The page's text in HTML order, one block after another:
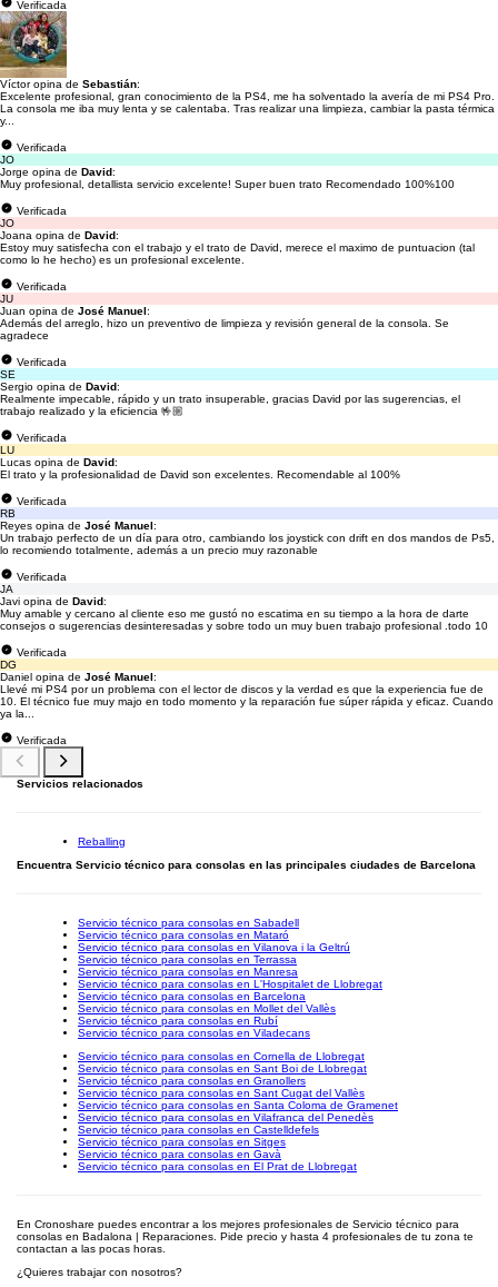
Verificada
Víctor opina de Sebastián:
Excelente profesional, gran conocimiento de la PS4, me ha solventado la avería de mi PS4 Pro.
La consola me iba muy lenta y se calentaba. Tras realizar una limpieza, cambiar la pasta térmica
y...
Verificada
JO
Jorge opina de David:
Muy profesional, detallista servicio excelente! Super buen trato Recomendado 100%100
Verificada
JO
Joana opina de David:
Estoy muy satisfecha con el trabajo y el trato de David, merece el maximo de puntuacion (tal
como lo he hecho) es un profesional excelente.
Verificada
JU
Juan opina de José Manuel:
Además del arreglo, hizo un preventivo de limpieza y revisión general de la consola. Se
agradece
Verificada
SE
Sergio opina de David:
Realmente impecable, rápido y un trato insuperable, gracias David por las sugerencias, el
trabajo realizado y la eficiencia 🤟🏼
Verificada
LU
Lucas opina de David:
El trato y la profesionalidad de David son excelentes. Recomendable al 100%
Verificada
RB
Reyes opina de José Manuel:
Un trabajo perfecto de un día para otro, cambiando los joystick con drift en dos mandos de Ps5,
lo recomiendo totalmente, además a un precio muy razonable
Verificada
JA
Javi opina de David:
Muy amable y cercano al cliente eso me gustó no escatima en su tiempo a la hora de darte
consejos o sugerencias desinteresadas y sobre todo un muy buen trabajo profesional .todo 10
Verificada
DG
Daniel opina de José Manuel:
Llevé mi PS4 por un problema con el lector de discos y la verdad es que la experiencia fue de
10. El técnico fue muy majo en todo momento y la reparación fue súper rápida y eficaz. Cuando
ya la...
Verificada
Servicios relacionados
Reballing
Encuentra Servicio técnico para consolas en las principales ciudades de Barcelona
Servicio técnico para consolas en Sabadell
Servicio técnico para consolas en Mataró
Servicio técnico para consolas en Vilanova i la Geltrú
Servicio técnico para consolas en Terrassa
Servicio técnico para consolas en Manresa
Servicio técnico para consolas en L'Hospitalet de Llobregat
Servicio técnico para consolas en Barcelona
Servicio técnico para consolas en Mollet del Vallès
Servicio técnico para consolas en Rubí
Servicio técnico para consolas en Viladecans
Servicio técnico para consolas en Cornella de Llobregat
Servicio técnico para consolas en Sant Boi de Llobregat
Servicio técnico para consolas en Granollers
Servicio técnico para consolas en Sant Cugat del Vallès
Servicio técnico para consolas en Santa Coloma de Gramenet
Servicio técnico para consolas en Vilafranca del Penedès
Servicio técnico para consolas en Castelldefels
Servicio técnico para consolas en Sitges
Servicio técnico para consolas en Gavà
Servicio técnico para consolas en El Prat de Llobregat
En Cronoshare puedes encontrar a los mejores profesionales de Servicio técnico para
consolas en Badalona | Reparaciones. Pide precio y hasta 4 profesionales de tu zona te
contactan a las pocas horas.
¿Quieres trabajar con nosotros?